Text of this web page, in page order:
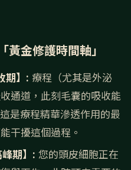
黃金修護時間軸」
期】: 療程（尤其是外泌
通道，此刻毛囊的吸收能
是療程精華滲透作用的最
干擾這個過程。
期】: 您的頭皮細胞正在